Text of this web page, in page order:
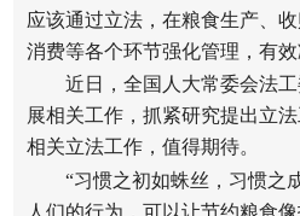
应该通过立法，在粮食生产、
消费等各个环节强化管理，有效
近日，全国人大常委会法
展相关工作，抓紧研究提出立
相关立法工作，值得期待。
“习惯之初如蛛丝，习惯之
人们的行为，可以让节约粮食